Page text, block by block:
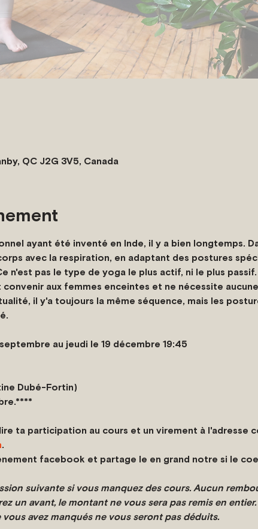
QC J2G 3V5, Canada
ayant été inventé en Inde, il y a bien longtemps.
avec la respiration, en adaptant des postures
n'est pas le type de yoga le plus actif, ni le plus
aux femmes enceintes et ne nécessite
il y'a toujours la même séquence, mais les
au jeudi le 19 décembre 19:45
Dubé-Fortin)
ta participation au cours et un virement à l'adresse
.
facebook et partage le en grand notre si le
suivante si vous manquez des cours. Aucun
un avant, le montant ne vous sera pas remis en
avez manqués ne vous seront pas déduits.